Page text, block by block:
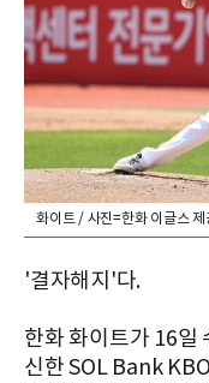
화이트 / 사진=한화 이글스 제
'결자해지'다.
한화 화이트가 16일
신한 SOL Bank